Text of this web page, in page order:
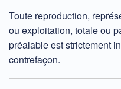
Toute reproduction,
ou exploitation, totale ou
préalable est strictement
contrefaçon.